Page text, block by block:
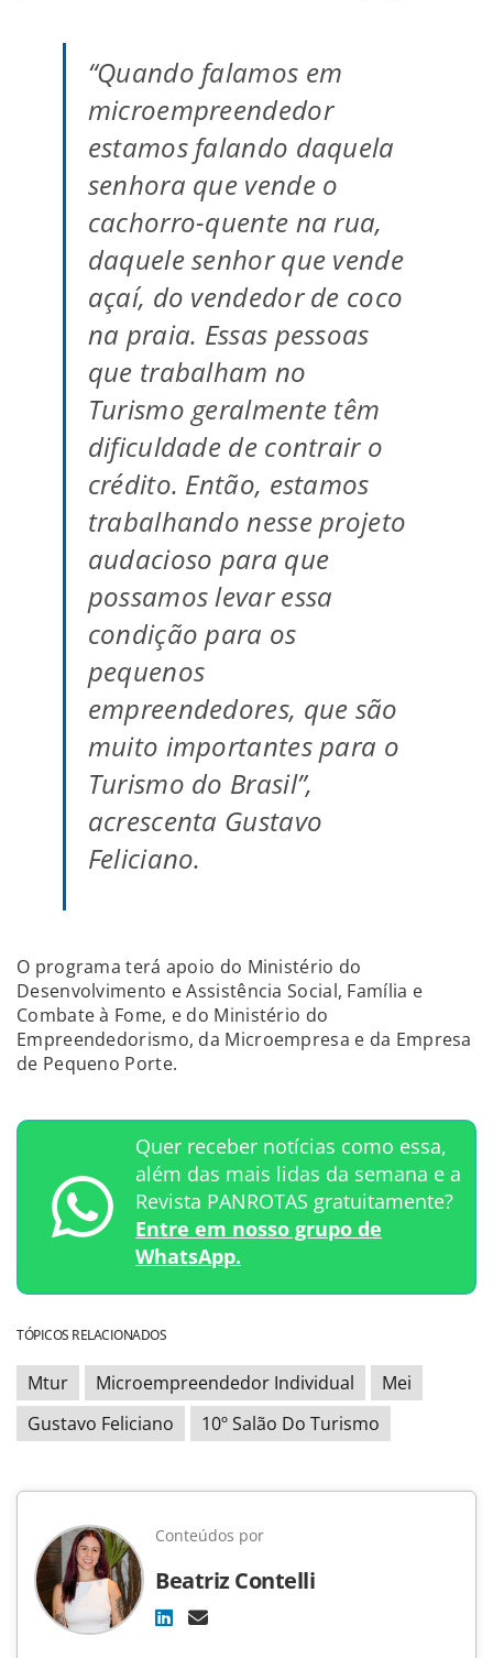
“Quando falamos em
microempreendedor
estamos falando daquela
senhora que vende o
cachorro-quente na rua,
daquele senhor que vende
açaí, do vendedor de coco
na praia. Essas pessoas
que trabalham no
Turismo geralmente têm
dificuldade de contrair o
crédito. Então, estamos
trabalhando nesse projeto
audacioso para que
possamos levar essa
condição para os
pequenos
empreendedores, que são
muito importantes para o
Turismo do Brasil”,
acrescenta Gustavo
Feliciano.
O programa terá apoio do Ministério do
Desenvolvimento e Assistência Social, Família e
Combate à Fome, e do Ministério do
Empreendedorismo, da Microempresa e da Empresa
de Pequeno Porte.
Quer receber notícias como essa,
além das mais lidas da semana e a
Revista PANROTAS gratuitamente?
Entre em nosso grupo de
WhatsApp.
TÓPICOS RELACIONADOS
Mtur Microempreendedor Individual
Mei
Gustavo Feliciano
10º Salão Do Turismo
Conteúdos por
Beatriz Contelli